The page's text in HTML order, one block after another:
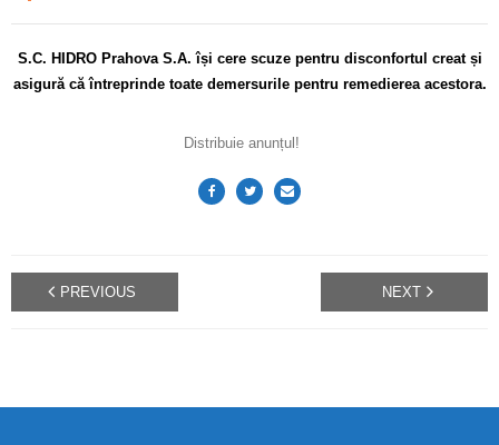
S.C. HIDRO Prahova S.A. își cere scuze pentru disconfortul creat și
asigură că întreprinde toate demersurile pentru remedierea acestora.
Distribuie anunțul!
PREVIOUS NEXT